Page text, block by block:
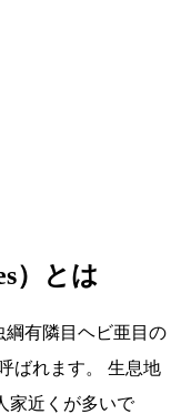
）とは
綱有隣目ヘビ亜目の
ばれます。 生息地
家近くが多いで